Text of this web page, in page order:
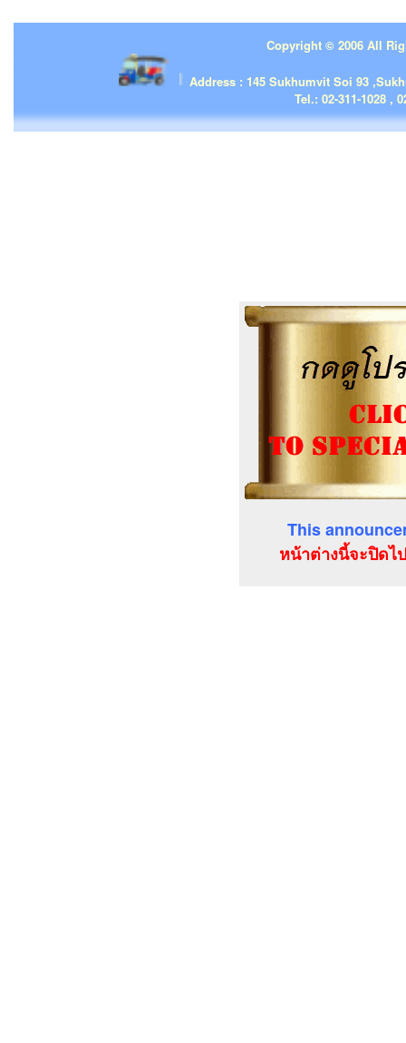
This
หน้าต่างนี้จะปิดไ
Copyright © 2006 All
| | |Address : 145 Sukhumvit Soi 93
Tel.: 02-311-1028 ,